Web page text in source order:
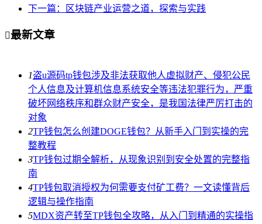
下一篇：区块链产业运营之道，探索与实践
最新文章
1盗u源码tp钱包涉及非法获取他人虚拟财产、侵犯公民
个人信息及计算机信息系统安全等违法犯罪行为，严重
破坏网络秩序和群众财产安全，是我国法律严厉打击的
对象
2TP钱包怎么创建DOGE钱包？从新手入门到实操的完
整教程
3TP钱包过期全解析，从现象识别到安全处置的完整指
南
4TP钱包取消授权为何需要支付矿工费？一文读懂背后
逻辑与操作指南
5MDX资产转至TP钱包全攻略，从入门到精通的实操指